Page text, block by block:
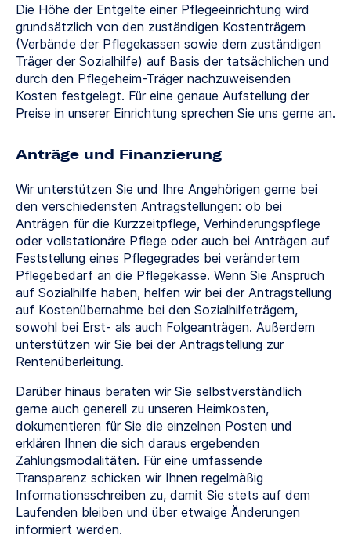
Die Höhe der Entgelte einer Pflegeeinrichtung wird
grundsätzlich von den zuständigen Kostenträgern
(Verbände der Pflegekassen sowie dem zuständigen
Träger der Sozialhilfe) auf Basis der tatsächlichen und
durch den Pflegeheim-Träger nachzuweisenden
Kosten festgelegt. Für eine genaue Aufstellung der
Preise in unserer Einrichtung sprechen Sie uns gerne an.
Anträge und Finanzierung
Wir unterstützen Sie und Ihre Angehörigen gerne bei
den verschiedensten Antragstellungen: ob bei
Anträgen für die Kurzzeitpflege, Verhinderungspflege
oder vollstationäre Pflege oder auch bei Anträgen auf
Feststellung eines Pflegegrades bei verändertem
Pflegebedarf an die Pflegekasse. Wenn Sie Anspruch
auf Sozialhilfe haben, helfen wir bei der Antragstellung
auf Kostenübernahme bei den Sozialhilfeträgern,
sowohl bei Erst- als auch Folgeanträgen. Außerdem
unterstützen wir Sie bei der Antragstellung zur
Rentenüberleitung.
Darüber hinaus beraten wir Sie selbstverständlich
gerne auch generell zu unseren Heimkosten,
dokumentieren für Sie die einzelnen Posten und
erklären Ihnen die sich daraus ergebenden
Zahlungsmodalitäten. Für eine umfassende
Transparenz schicken wir Ihnen regelmäßig
Informationsschreiben zu, damit Sie stets auf dem
Laufenden bleiben und über etwaige Änderungen
informiert werden.